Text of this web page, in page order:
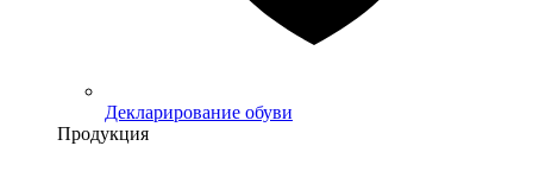
Декларирование обуви
Продукция